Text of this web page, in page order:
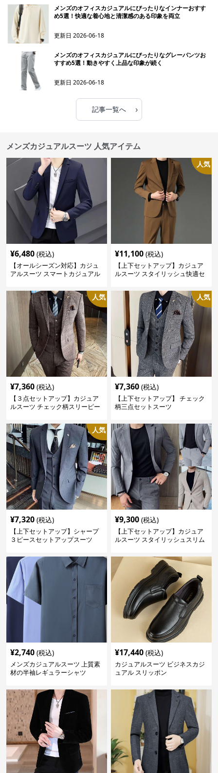
メンズのオフィスカジュアルにぴったりなインナーおすす
め5選！快適な着心地と清潔感のある印象を両立
更新日2026-06-18
メンズのオフィスカジュアルにぴったりなグレーパンツお
すすめ5選！動きやすく上品な印象が続く
更新日2026-06-18
記事一覧へ ›
メンズカジュアルスーツ 人気アイテム
¥6,480 (税込)
【オールシーズン対応】カジュ
アルスーツ スマートカジュアル
人気
¥11,100 (税込)
【上下セットアップ】カジュア
ルスーツ スタイリッシュ快適セ
人気
¥7,360 (税込)
【３点セットアップ】カジュア
ルスーツ チェック柄スリーピー
人気
¥7,360 (税込)
【上下セットアップ】 チェック
柄三点セットスーツ
人気
¥7,320 (税込)
【上下セットアップ】シャープ
３ピースセットアップスーツ
¥9,300 (税込)
【上下セットアップ】カジュア
ルスーツ スタイリッシュスリム
¥2,740 (税込)
メンズカジュアルスーツ 上質素
材の半袖レギュラーシャツ
¥17,440 (税込)
カジュアルスーツ ビジネスカジ
ュアル スリッポン